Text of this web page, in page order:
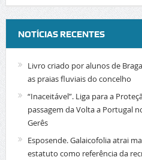
NOTÍCIAS RECENTES
Livro criado por alunos de
as praias fluviais do concelho
“Inaceitável”. Liga para a
passagem da Volta a Portugal
Gerês
Esposende. Galaicofolia atrai
estatuto como referência da